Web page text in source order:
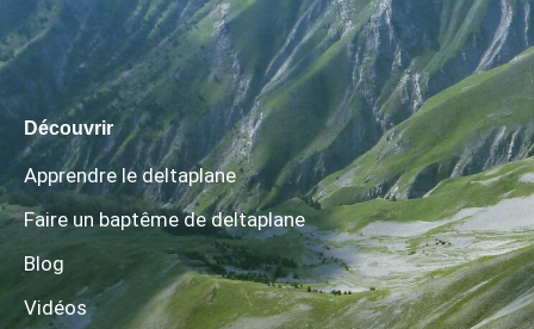
Découvrir
Apprendre le deltaplane
Faire un baptême de deltaplane
Blog
Vidéos